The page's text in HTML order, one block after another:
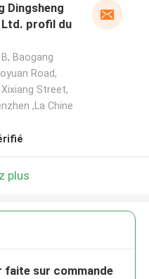
Dingsheng
Ltd. profil du
Baogang
Road,
Street,
,La Chine
plus
faite sur commande